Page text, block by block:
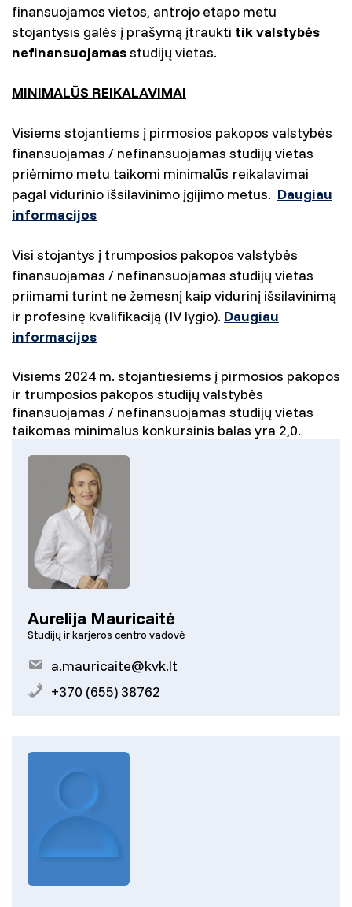
finansuojamos vietos, antrojo etapo metu
stojantysis galės į prašymą įtraukti tik valstybės
nefinansuojamasstudijų vietas.
MINIMALŪS REIKALAVIMAI
Visiems stojantiems į pirmosios pakopos valstybės
finansuojamas / nefinansuojamas studijų vietas
priėmimo metu taikomi minimalūs reikalavimai
pagal vidurinio išsilavinimo įgijimo metus. Daugiau
informacijos
Visi stojantys į trumposios pakopos valstybės
finansuojamas / nefinansuojamas studijų vietas
priimami turint ne žemesnį kaip vidurinį išsilavinimą
ir profesinę kvalifikaciją (IV lygio). Daugiau
informacijos
Visiems 2024 m. stojantiesiems į pirmosios pakopos
ir trumposios pakopos studijų valstybės
finansuojamas / nefinansuojamas studijų vietas
taikomas minimalus konkursinis balas yra 2,0.
Aurelija Mauricaitė
Studijų ir karjeros centro vadovė
a.mauricaite@kvk.lt
+370 (655) 38762